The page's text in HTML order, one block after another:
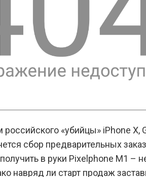
«убийцы» iPhone X,
сбор предварительных
в руки Pixelphone M1 –
навряд ли старт продаж